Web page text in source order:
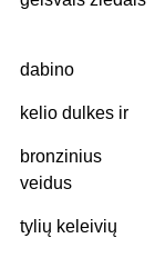
dabino
kelio dulkes ir
bronzinius
veidus
tylių keleivių